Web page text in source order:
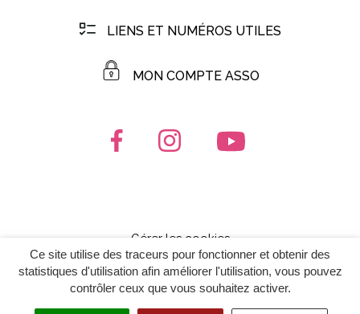
Ce site utilise des traceurs pour fonctionner et obtenir des
statistiques d'utilisation afin améliorer l'utilisation, vous pouvez
contrôler ceux que vous souhaitez activer.
LIENS ET NUMÉROS UTILES
MON COMPTE ASSO
Lien vers le compte Facebook
Lien vers le compte
Lien vers la chaîne
Gérer les cookies
Mentions Légales
Politique de confidentialité